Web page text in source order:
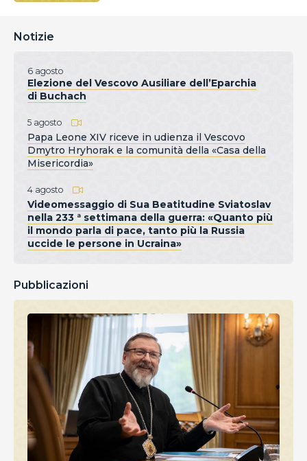
Notizie
6 agosto
Elezione del Vescovo Ausiliare dell’Eparchia
di Buchach
5 agosto
Papa Leone XIV riceve in udienza il Vescovo
Dmytro Hryhorak e la comunità della «Casa della
Misericordia»
4 agosto
Videomessaggio di Sua Beatitudine Sviatoslav
nella 233 ª settimana della guerra: «Quanto più
il mondo parla di pace, tanto più la Russia
uccide le persone in Ucraina»
Pubblicazioni